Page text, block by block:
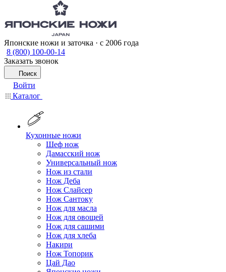
Японские ножи и заточка · с 2006 года
8 (800) 100-00-14
Заказать звонок
Поиск
Войти
Каталог
Кухонные ножи
Шеф нож
Дамасский нож
Универсальный нож
Нож из стали
Нож Деба
Нож Слайсер
Нож Сантоку
Нож для масла
Нож для овощей
Нож для сашими
Нож для хлеба
Накири
Нож Топорик
Цай Дао